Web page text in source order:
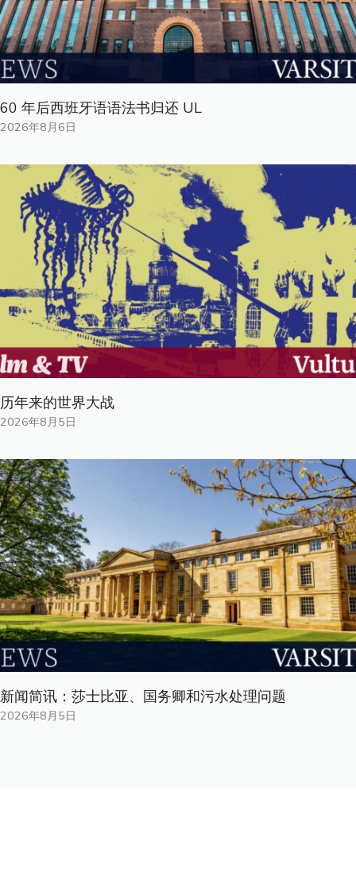
60 年后西班牙语语法书归还 UL
2026年8月6日
历年来的世界大战
2026年8月5日
新闻简讯：莎士比亚、国务卿和污水处理问题
2026年8月5日